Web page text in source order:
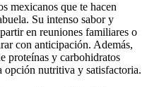
mexicanos que te hacen
Su intenso sabor y
en reuniones familiares o
con anticipación. Además,
proteínas y carbohidratos
opción nutritiva y satisfactoria.